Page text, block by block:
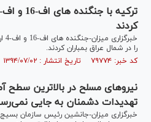
کردند
را در شمال عراق بمباران کردند.
کد خبر: ۷۹۷۷۴ تاریخ انتشار : ۱۳۹۴/۰۷/۰۲
نیروهای مسلح در بالاترین سطح
تهدیدات دشمنان‌ به جایی
خبرگزاری میزان-جانشین رئیس سازمان